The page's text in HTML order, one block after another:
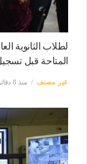
لطلاب الثانوية
المتاحة قبل
غير مصنف منذ 8 دقائق